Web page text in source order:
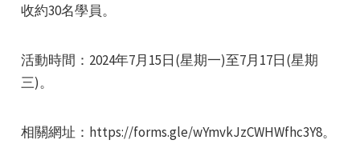
收約30名學員。
活動時間：2024年7月15日(星期一)至7月17日(星期
三)。
相關網址：https://forms.gle/wYmvkJzCWHWfhc3Y8。